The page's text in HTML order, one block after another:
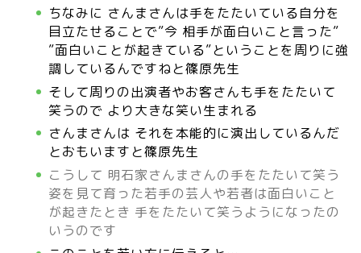
ちなみに さんまさんは手をたたいている自分を
目立たせることで”今 相手が面白いこと言った”
”面白いことが起きている”ということを周りに強
調しているんですねと篠原先生
そして周りの出演者やお客さんも手をたたいて
笑うので より大きな笑い生まれる
さんまさんは それを本能的に演出しているんだ
とおもいますと篠原先生
こうして 明石家さんまさんの手をたたいて笑う
姿を見て育った若手の芸人や若者は面白いこと
が起きたとき 手をたたいて笑うようになったの
いうのです